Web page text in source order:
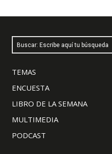
Buscar: Escribe aquí tu búsqueda
TEMAS
ENCUESTA
LIBRO DE LA SEMANA
MULTIMEDIA
PODCAST